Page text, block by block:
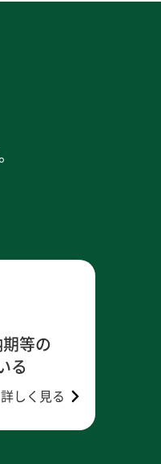
等の
る
詳しく見る